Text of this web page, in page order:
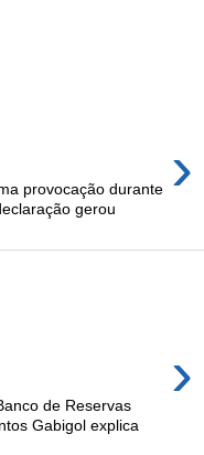
›
provocação durante
gerou
›
de Reservas
Gabigol explica